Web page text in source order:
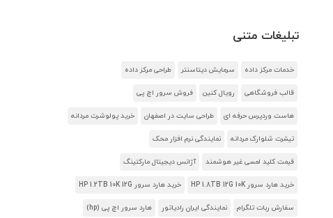
تبلیغات متنی
خدمات مرکز داده سرمایش دیتاسنتر طراحی مرکز داده
قالب فروشگاهی رویال کنین فروش سرور اچ پی
هاست وردپرس حرفه ای طراحی سایت در اصفهان خرید پولوشرت مردانه
تیشرت شلوارک مردانه نمایندگی نرم افزار محک
قیمت کلید لمسی غیر هوشمند آژانس دیجیتال مارکتینگ
خرید هارد سرور HP 1.8TB 12G 10K خرید هارد سرور HP 1.2TB 10K 12G
سفارش ربات تلگرام نمایندگی ایران رادیاتور هارد سرور اچ پی (hp)